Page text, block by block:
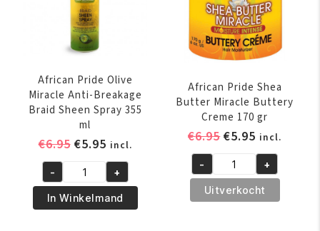
African Pride Olive
Miracle Anti-Breakage
Braid Sheen Spray 355
ml
€6.95 Oorspronkelijke
was:
€6.95.
€5.95Huidige
prijs
is:
€5.95.
incl.
African
Pride
Olive
- +
In Winkelmand
African Pride Shea
Butter Miracle Buttery
Creme 170 gr
€6.95
was:
€6.95.
€5.95 Huidige
prijs
is:
€5.95.
incl.
African
Pride
Shea
- +
Uitverkocht